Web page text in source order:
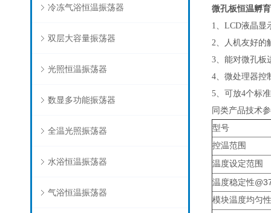
冷冻气浴恒温振荡器
双层大容量振荡器
光照恒温振荡器
数显多功能振荡器
全温光照振荡器
水浴恒温振荡器
气浴恒温振荡器
微孔板恒温孵
1、LCD液晶显
2、人机友好的
3、能对微孔板
4、微处理器控
5、可放4个标
同类产品技术
型号
控温范围
温度设定范围
温度稳定性
模块温度均匀性